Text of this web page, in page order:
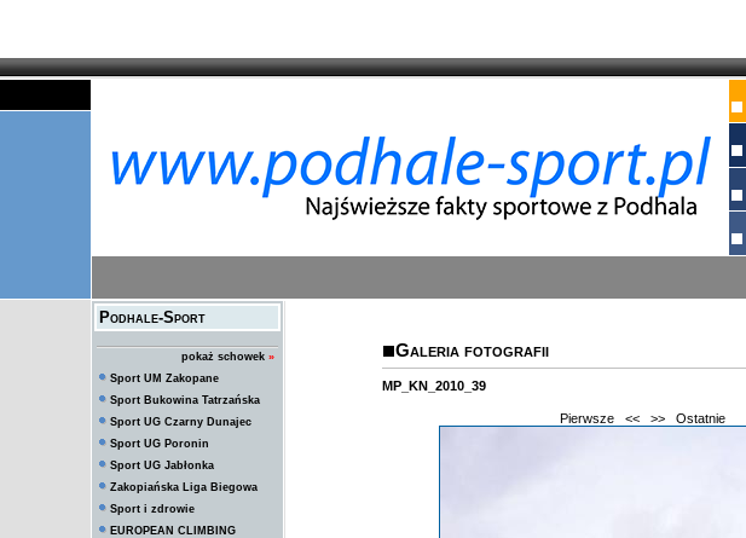
Podhale-Sport
pokaż schowek »
Sport UM Zakopane
Sport Bukowina Tatrzańska
Sport UG Czarny Dunajec
Sport UG Poronin
Sport UG Jabłonka
Zakopiańska Liga Biegowa
Sport i zdrowie
EUROPEAN CLIMBING
Galeria fotografii
MP_KN_2010_39
Pierwsze << >> Ostatnie